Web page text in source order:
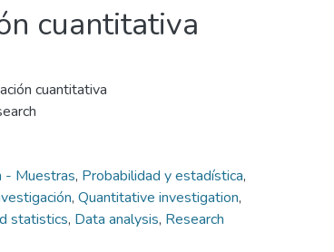
cuantitativa
cuantitativa
- Muestras, Probabilidad y estadística,
, Quantitative investigation,
statistics, Data analysis, Research